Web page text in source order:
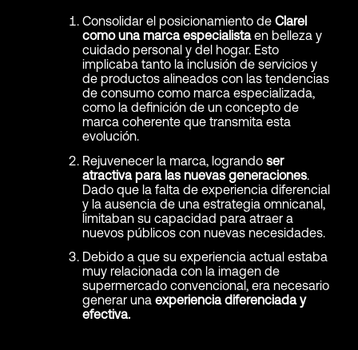
Consolidar el posicionamiento de Clarel
como una marca especialistaen belleza y
cuidado personal y del hogar. Esto
implicaba tanto la inclusión de servicios y
de productos alineados con las tendencias
de consumo como marca especializada,
como la definición de un concepto de
marca coherente que transmita esta
evolución.
Rejuvenecer la marca, logrando ser
atractiva para las nuevas generaciones.
Dado que la falta de experiencia diferencial
y la ausencia de una estrategia omnicanal,
limitaban su capacidad para atraer a
nuevos públicos con nuevas necesidades.
Debido a que su experiencia actual estaba
muy relacionada con la imagen de
supermercado convencional, era necesario
generar una experiencia diferenciada y
efectiva.